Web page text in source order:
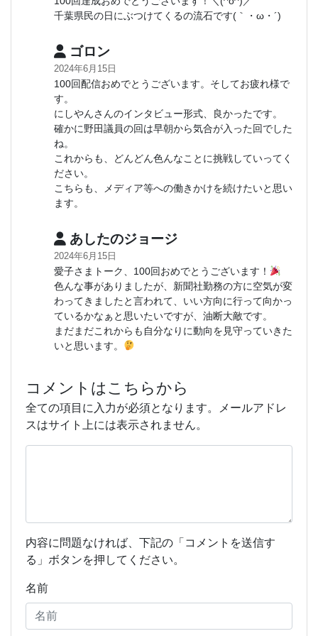
千葉県民の日にぶつけてくるの流石です(｀・ω・´)ゞ
ゴロン
2024年6月15日
100回配信おめでとうございます。そしてお疲れ様で
す。
にしやんさんのインタビュー形式、良かったです。
確かに野田議員の回は早朝から気合が入った回でした
ね。
これからも、どんどん色んなことに挑戦していってく
ださい。
こちらも、メディア等への働きかけを続けたいと思い
ます。
あしたのジョージ
2024年6月15日
愛子さまトーク、100回おめでとうございます！
色んな事がありましたが、新聞社勤務の方に空気が変
わってきましたと言われて、いい方向に行って向かっ
ているかなぁと思いたいですが、油断大敵です。
まだまだこれからも自分なりに動向を見守っていきた
いと思います。
コメントはこちらから
全ての項目に入力が必須となります。メールアドレ
スはサイト上には表示されません。
内容に問題なければ、下記の「コメントを送信す
る」ボタンを押してください。
名前